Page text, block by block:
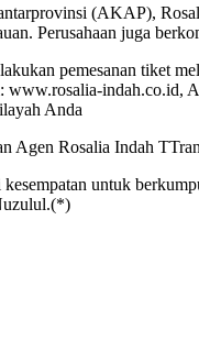
(AKAP),
Perusahaan juga
pemesanan tiket
Anda
Agen Rosalia Indah
untuk